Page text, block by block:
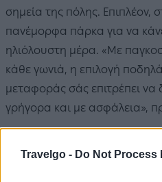
Travelgo - Do Not Process
σημεία της πόλης. Επιπλέον,
πανέμορφα πάρκα για να
ηλιόλουστη μέρα. «Με
κάθε γωνιά, η επιλογή
μεταφοράς σάς επιτρέπει να
γρήγορα και με ασφάλεια»,